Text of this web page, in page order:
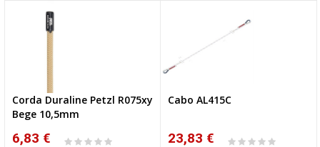
Corda Duraline Petzl R075xy
Bege 10,5mm
6,83 €
Cabo AL415C
23,83 €